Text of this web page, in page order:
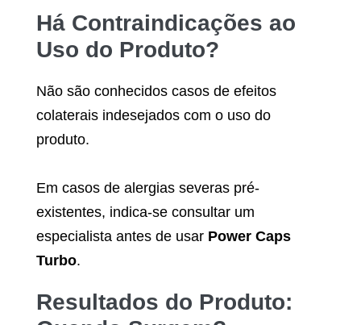
Há Contraindicações ao
Uso do Produto?
Não são conhecidos casos de efeitos
colaterais indesejados com o uso do
produto.
Em casos de alergias severas pré-
existentes, indica-se consultar um
especialista antes de usar Power Caps
Turbo.
Resultados do Produto: